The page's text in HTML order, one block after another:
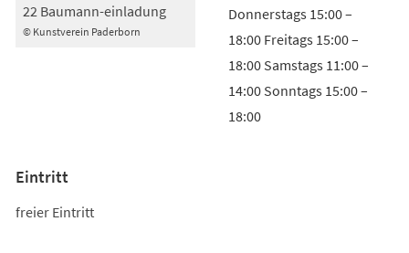
© Kunstverein Paderborn
22 Baumann-einladung
Donnerstags 15:00 –
18:00 Freitags 15:00 –
18:00 Samstags 11:00 –
14:00 Sonntags 15:00 –
18:00
Eintritt
freier Eintritt